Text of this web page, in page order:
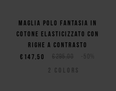
Maglia polo fantasia in
cotone elasticizzato con
righe a contrasto
€295,00 -50%
€147,50
2 COLORS